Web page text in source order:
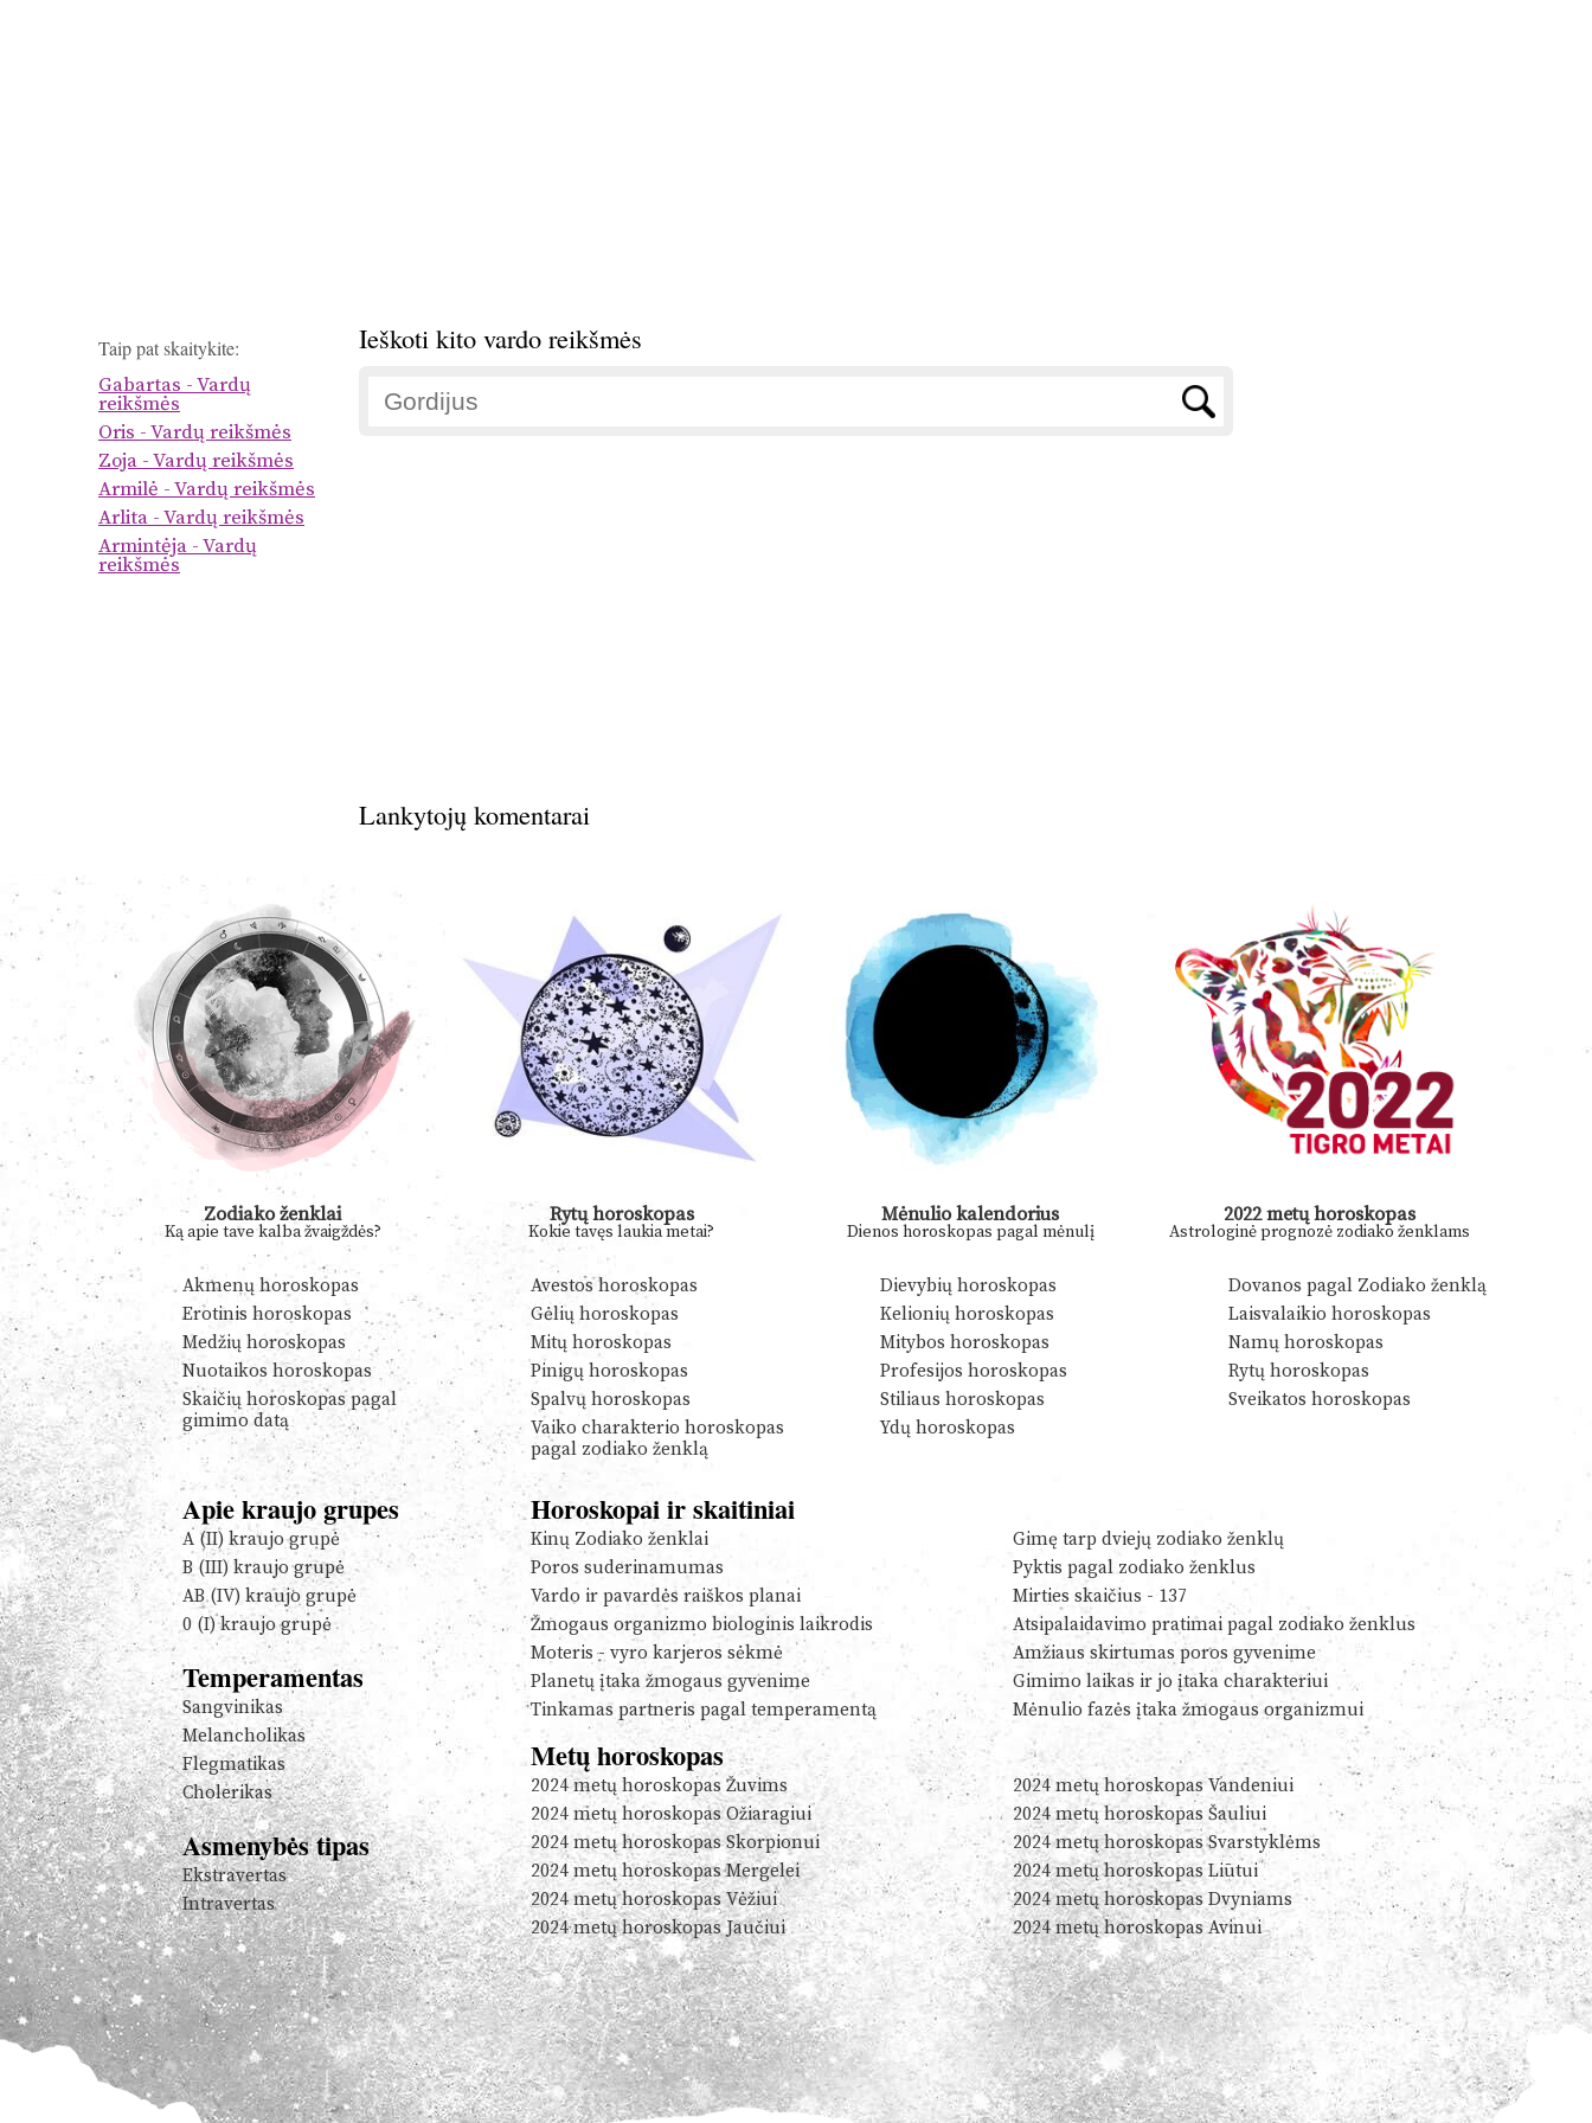
Taip pat skaitykite:
Gabartas - Vardų
reikšmės
Oris - Vardų reikšmės
Zoja - Vardų reikšmės
Armilė - Vardų reikšmės
Arlita - Vardų reikšmės
Armintėja - Vardų
reikšmės
Ieškoti kito vardo reikšmės
Lankytojų komentarai
Zodiako ženklai
Ką apie tave kalba žvaigždės?
Rytų horoskopas
Kokie tavęs laukia metai?
Mėnulio kalendorius
Dienos horoskopas pagal mėnulį
2022 metų horoskopas
Astrologinė prognozė zodiako ženklams
Akmenų horoskopas Avestos horoskopas Dievybių horoskopas
Dovanos pagal Zodiako ženklą
Erotinis horoskopas
Gėlių horoskopas Kelionių horoskopas
Laisvalaikio horoskopas
Medžių horoskopas
Mitų horoskopas Mitybos horoskopas
Namų horoskopas
Nuotaikos horoskopas
Pinigų horoskopas Profesijos horoskopas
Rytų horoskopas
Skaičių horoskopas pagal
gimimo datą
Spalvų horoskopas Stiliaus horoskopas
Sveikatos horoskopas
Vaiko charakterio horoskopas
pagal zodiako ženklą
Ydų horoskopas
Apie kraujo grupes
A (II) kraujo grupė
B (III) kraujo grupė
AB (IV) kraujo grupė
0 (I) kraujo grupė
Temperamentas
Sangvinikas
Melancholikas
Flegmatikas
Cholerikas
Asmenybės tipas
Ekstravertas
Intravertas
Horoskopai ir skaitiniai
Kinų Zodiako ženklai
Gimę tarp dviejų zodiako ženklų
Poros suderinamumas
Pyktis pagal zodiako ženklus
Vardo ir pavardės raiškos planai
Mirties skaičius - 137
Žmogaus organizmo biologinis laikrodis
Atsipalaidavimo pratimai pagal zodiako ženklus
Moteris - vyro karjeros sėkmė
Amžiaus skirtumas poros gyvenime
Planetų įtaka žmogaus gyvenime
Gimimo laikas ir jo įtaka charakteriui
Tinkamas partneris pagal temperamentą
Mėnulio fazės įtaka žmogaus organizmui
Metų horoskopas
2024 metų horoskopas Žuvims
2024 metų horoskopas Vandeniui
2024 metų horoskopas Ožiaragiui
2024 metų horoskopas Šauliui
2024 metų horoskopas Skorpionui
2024 metų horoskopas Svarstyklėms
2024 metų horoskopas Mergelei
2024 metų horoskopas Liūtui
2024 metų horoskopas Vėžiui
2024 metų horoskopas Dvyniams
2024 metų horoskopas Jaučiui
2024 metų horoskopas Avinui